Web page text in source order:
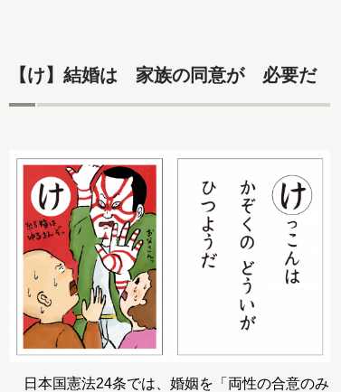
【け】結婚は 家族の同意が 必要だ
日本国憲法24条では、婚姻を「両性の合意のみ